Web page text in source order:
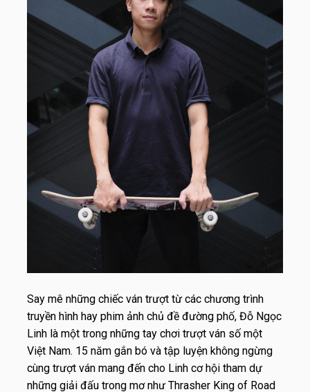
Say mê những chiếc ván trượt từ các chương trình
truyền hình hay phim ảnh chủ đề đường phố, Đỗ Ngọc
Linh là một trong những tay chơi trượt ván số một
Việt Nam. 15 năm gắn bó và tập luyện không ngừng
cùng trượt ván mang đến cho Linh cơ hội tham dự
những giải đấu trong mơ như Thrasher King of Road